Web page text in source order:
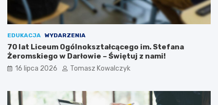
EDUKACJA WYDARZENIA
70 lat Liceum Ogólnokształcącego im. Stefana
Żeromskiego w Darłowie – Świętuj z nami!
16 lipca 2026 Tomasz Kowalczyk